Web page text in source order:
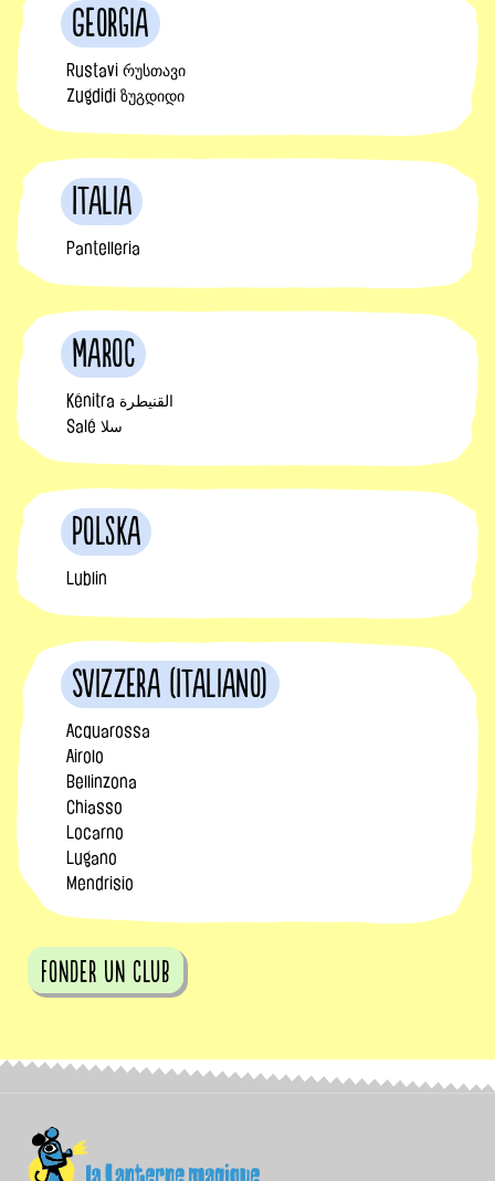
Georgia
Rustavi რუსთავი
Zugdidi ზუგდიდი
Italia
Pantelleria
Maroc
Kénitra القنيطرة
Salé سلا
Polska
Lublin
Svizzera (Italiano)
Acquarossa
Airolo
Bellinzona
Chiasso
Locarno
Lugano
Mendrisio
fonder un club